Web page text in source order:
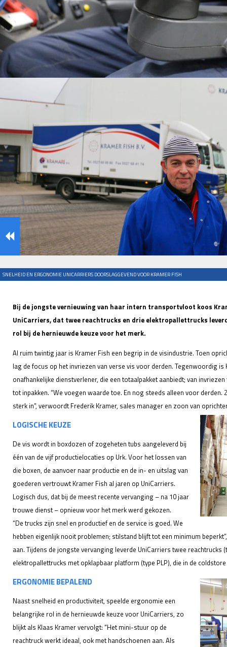
SNELHEID EN ERGONOMIE UNICARRIERS DOORSLAGGEVEND VOOR KRAMER FISH
Bij de jongste vernieuwing van haar intern transportvloot koos
UniCarriers, dat twee reachtrucks en drie elektropallettrucks
rol bij de hernieuwde keuze voor het merk.
Al ruim twintig jaar is Kramer Fish een begrip in de visindustrie. Toen
lag de focus op het invriezen van verse vis voor derden. Tegenwoordig
onafhankelijke dienstverlener, die een totaalpakket aanbiedt; van
tot inpakken. “We voegen waarde toe. En nog steeds alleen voor
sterk in”, verwoordt Frederik Kramer, sales manager en zoon van
LOGISCHE KEUZE
De vis wordt in boxdozen of zogeheten tubs aangeleverd bij
één van de vijf productielocaties op Urk. Voor het lossen van
die boxen, de aanvoer naar productie en de in- en uitslag van
goederen vertrouwt Kramer Fish al jaren op UniCarriers.
Logisch dus, dat bij de meest recente vervanging – na 10 jaar
trouwe dienst – opnieuw voor het merk werd gekozen.
“De trucks zijn snel en productief en de service is goed. We
hebben eigenlijk nooit problemen; stilstand blijft tot een minimum
aan. Tijdens de jongste vervanging leverde UniCarriers twee reachtrucks
elektropallettrucks met opklapbaar platform (type PLP), die in de
ERGONOMIE BEPALEND
Naast snelheid en productiviteit, speelde ergonomie een
belangrijke rol in de hernieuwde keuze voor UniCarriers, zo
blijkt als Klaas Kramer vervolgt: “Het mini-stuur op de
reachtruck werkt ideaal, ook met handschoenen aan. Als